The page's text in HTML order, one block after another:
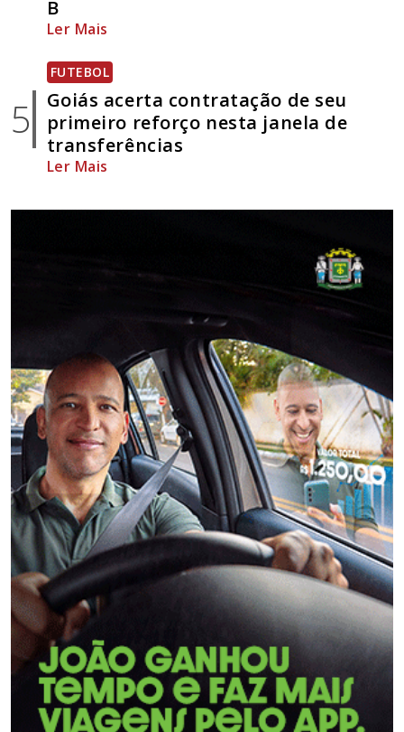
B
Ler Mais
5
FUTEBOL
Goiás acerta contratação de seu
primeiro reforço nesta janela de
transferências
Ler Mais